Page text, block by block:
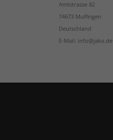
Amtstrasse 82
74673 Mulfingen
Deutschland
E-Mail: info@jako.de